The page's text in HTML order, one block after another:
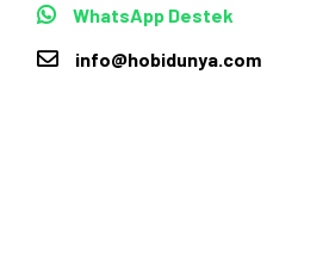
WhatsApp Destek
info@hobidunya.com